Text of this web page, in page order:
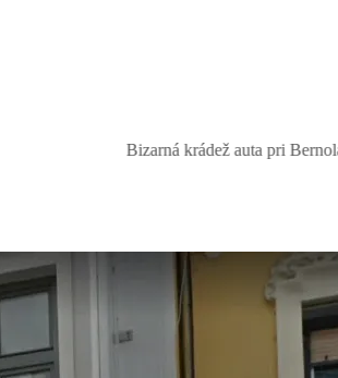
Bizarná krádež auta pri Bernolákove: Muž so